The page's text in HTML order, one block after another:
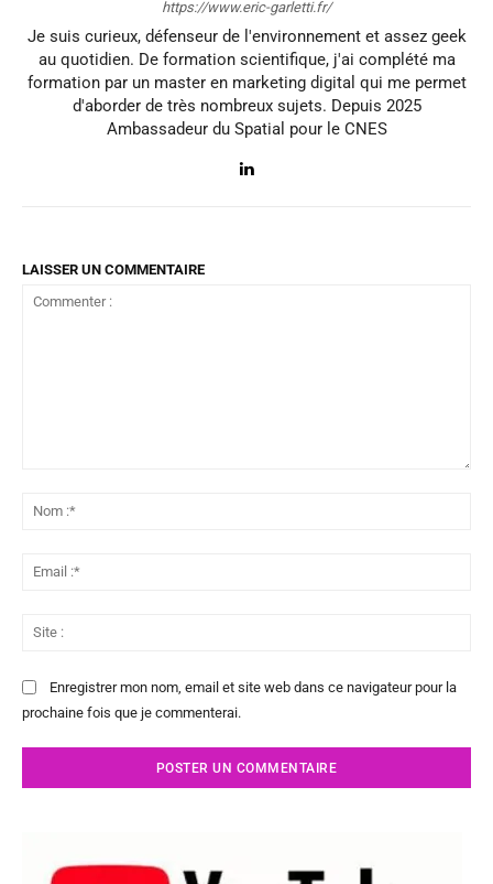
https://www.eric-garletti.fr/
Je suis curieux, défenseur de l'environnement et assez geek
au quotidien. De formation scientifique, j'ai complété ma
formation par un master en marketing digital qui me permet
d'aborder de très nombreux sujets. Depuis 2025
Ambassadeur du Spatial pour le CNES
LAISSER UN COMMENTAIRE
Enregistrer mon nom, email et site web dans ce navigateur pour la
prochaine fois que je commenterai.